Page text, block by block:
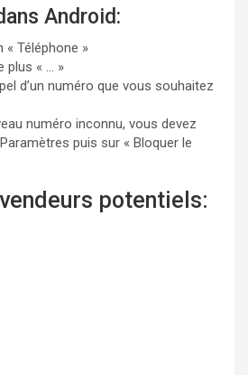
Android:
« Téléphone »
plus « … »
d’un numéro que vous souhaitez
numéro inconnu, vous devez
puis sur « Bloquer le
potentiels: